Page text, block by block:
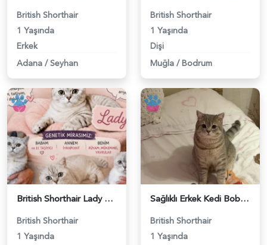
British Shorthair
1 Yaşında
Erkek
Adana / Seyhan
British Shorthair
1 Yaşında
Dişi
Muğla / Bodrum
British Shorthair Lady kociş arıyor - 118984656
British Shorthair
1 Yaşında
Sağlıklı Erkek Kedi Bobi’ye Eş Aranıyor - 118984657
British Shorthair
1 Yaşında